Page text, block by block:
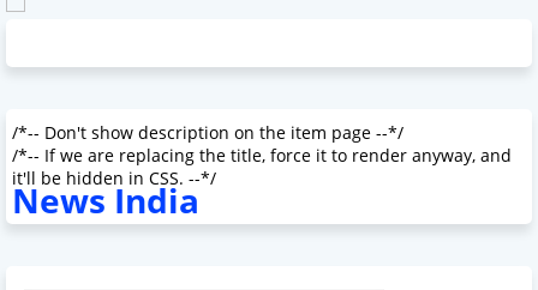
/*-- Don't show description on the item page --*/
/*-- If we are replacing the title, force it to render anyway, and
it'll be hidden in CSS. --*/
News India